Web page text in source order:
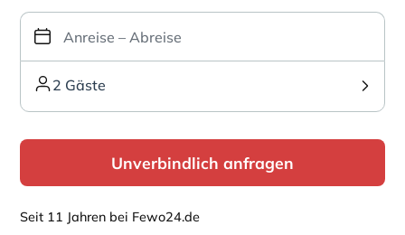
2 Gäste
Unverbindlich anfragen
Seit 11 Jahren bei Fewo24.de